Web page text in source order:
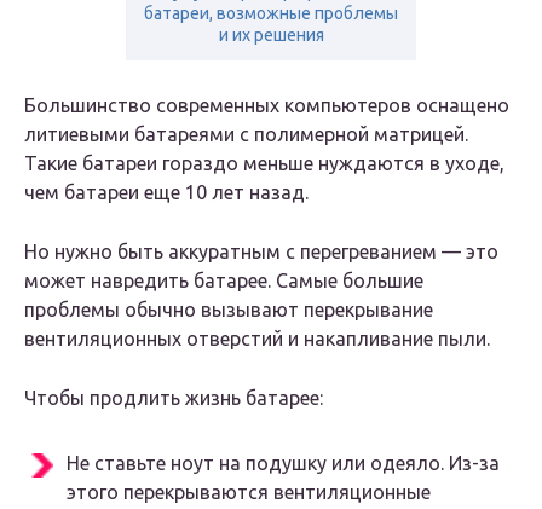
батареи, возможные проблемы
и их решения
Большинство современных компьютеров оснащено
литиевыми батареями с полимерной матрицей.
Такие батареи гораздо меньше нуждаются в уходе,
чем батареи еще 10 лет назад.
Но нужно быть аккуратным с перегреванием — это
может навредить батарее. Самые большие
проблемы обычно вызывают перекрывание
вентиляционных отверстий и накапливание пыли.
Чтобы продлить жизнь батарее:
Не ставьте ноут на подушку или одеяло. Из-за
этого перекрываются вентиляционные